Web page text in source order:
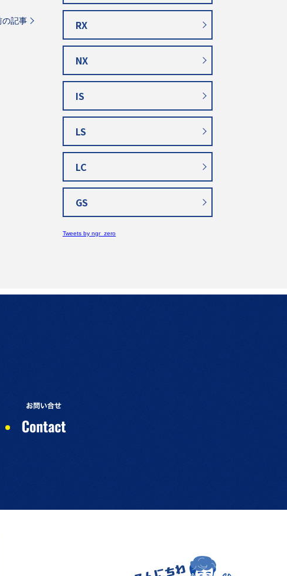
の記事 RX
NX
IS
LS
LC
GS
Tweets by ngr_zero